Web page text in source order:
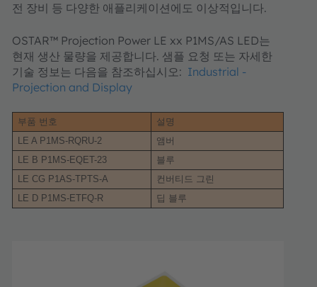
전 장비 등 다양한 애플리케이션에도 이상적입니다.
OSTAR™ Projection Power LE xx P1MS/AS LED는
현재 생산 물량을 제공합니다. 샘플 요청 또는 자세한
기술 정보는 다음을 참조하십시오: Industrial -
Projection and Display
부품 번호
설명
LE A P1MS-RQRU-2
앰버
LE B P1MS-EQET-23
블루
LE CG P1AS-TPTS-A
컨버티드 그린
LE D P1MS-ETFQ-R
딥 블루